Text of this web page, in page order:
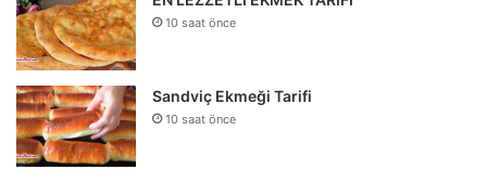
10 saat önce
Sandviç Ekmeği Tarifi
10 saat önce